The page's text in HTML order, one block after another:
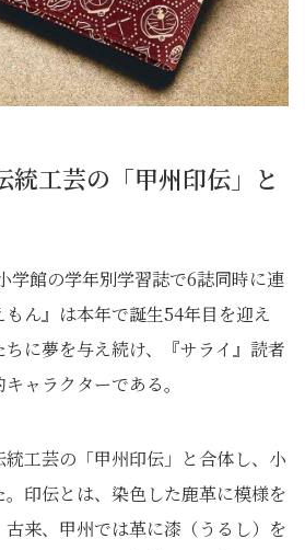
統工芸の「甲州印伝」と
学館の学年別学習誌で6誌同時に連
ん』は本年で誕生54年目を迎え
に夢を与え続け、『サライ』読者
ャラクターである。
工芸の「甲州印伝」と合体し、小
印伝とは、染色した鹿革に模様を
来、甲州では革に漆（うるし）を